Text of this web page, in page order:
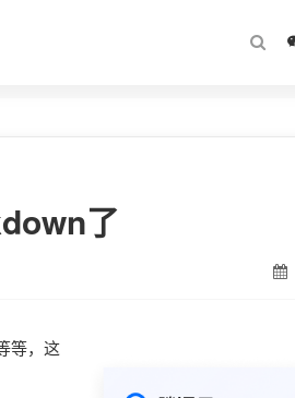
了
等，这